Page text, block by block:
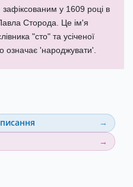
у 1609 році в
Сторода. Це ім'я
"сто" та усіченої
означає 'народжувати'.